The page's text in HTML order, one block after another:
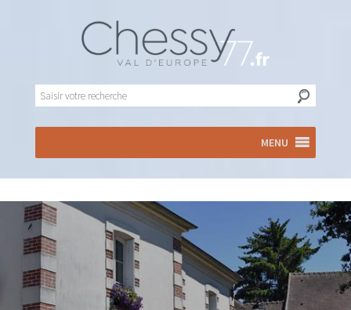
MENU